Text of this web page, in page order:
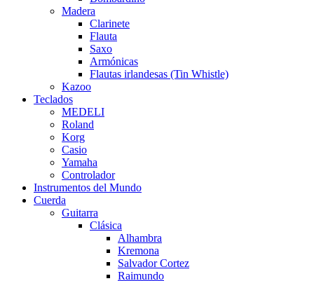
Madera
Clarinete
Flauta
Saxo
Armónicas
Flautas irlandesas (Tin Whistle)
Kazoo
Teclados
MEDELI
Roland
Korg
Casio
Yamaha
Controlador
Instrumentos del Mundo
Cuerda
Guitarra
Clásica
Alhambra
Kremona
Salvador Cortez
Raimundo